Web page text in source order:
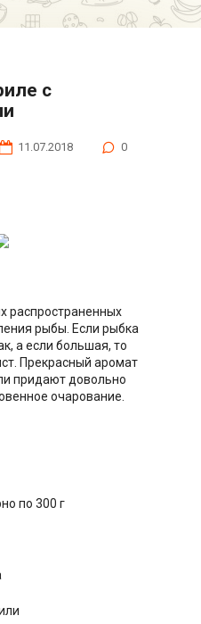
11.07.2018
0
распространенных
рыбы. Если рыбка
а если большая, то
Прекрасный аромат
придают довольно
очарование.
по 300 г